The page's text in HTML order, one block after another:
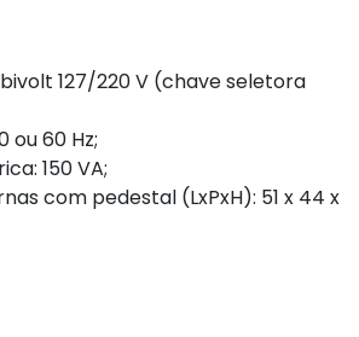
127/220 V (chave seletora
ou 60 Hz;
150 VA;
com pedestal (LxPxH): 51 x 44 x